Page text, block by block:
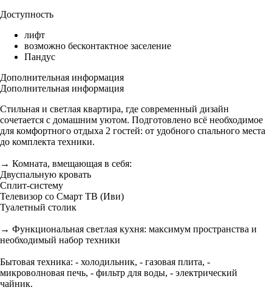
Доступность
лифт
возможно бесконтактное заселение
Пандус
Дополнительная информация
Дополнительная информация
Стильная и светлая квартира, где современный дизайн
сочетается с домашним уютом. Подготовлено всё необходимое
для комфортного отдыха 2 гостей: от удобного спального места
до комплекта техники.
→ Комната, вмещающая в себя:
Двуспальную кровать
Сплит-систему
Телевизор со Смарт ТВ (Иви)
Туалетный столик
→ Функциональная светлая кухня: максимум пространства и
необходимый набор техники
Бытовая техника: - холодильник, - газовая плита, -
микроволновая печь, - фильтр для воды, - электрический
чайник.